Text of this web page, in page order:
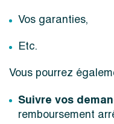
Vos garanties,
Etc.
Vous pourrez
Suivre vos
remboursement